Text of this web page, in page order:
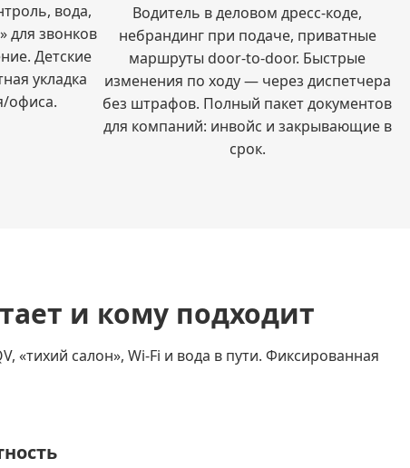
вода,
для звонков
Детские
укладка
офиса.
Водитель в деловом дресс-коде,
небрандинг при подаче, приватные
маршруты door-to-door. Быстрые
изменения по ходу — через диспетчера
без штрафов. Полный пакет документов
для компаний: инвойс и закрывающие в
срок.
и кому подходит
салон», Wi-Fi и вода в пути. Фиксированная